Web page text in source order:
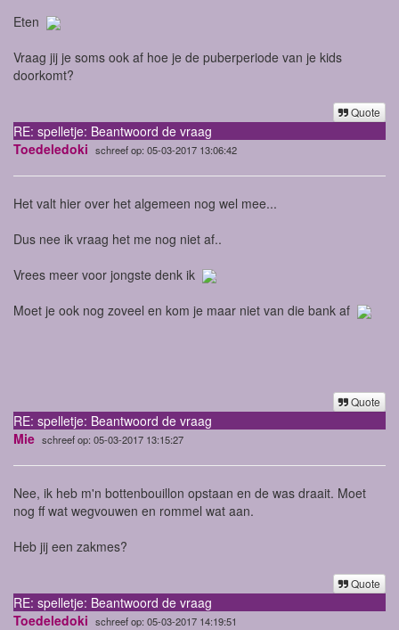
Eten
Vraag jij je soms ook af hoe je de puberperiode van je kids
doorkomt?
Quote
RE: spelletje: Beantwoord de vraag
Toedeledoki schreef op: 05-03-2017 13:06:42
Het valt hier over het algemeen nog wel mee...
Dus nee ik vraag het me nog niet af..
Vrees meer voor jongste denk ik
Moet je ook nog zoveel en kom je maar niet van die bank af
Quote
RE: spelletje: Beantwoord de vraag
Mie schreef op: 05-03-2017 13:15:27
Nee, ik heb m'n bottenbouillon opstaan en de was draait. Moet
nog ff wat wegvouwen en rommel wat aan.
Heb jij een zakmes?
Quote
RE: spelletje: Beantwoord de vraag
Toedeledoki schreef op: 05-03-2017 14:19:51